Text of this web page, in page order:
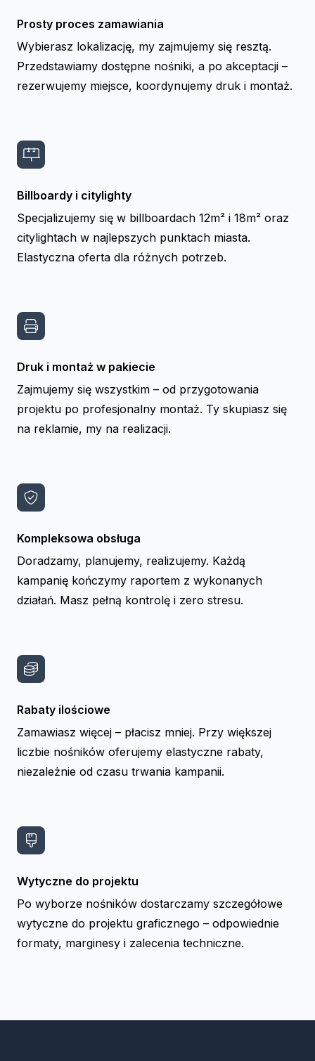
Prosty proces zamawiania
Wybierasz lokalizację, my zajmujemy się resztą.
Przedstawiamy dostępne nośniki, a po akceptacji –
rezerwujemy miejsce, koordynujemy druk i montaż.
Billboardy i citylighty
Specjalizujemy się w billboardach 12m² i 18m² oraz
citylightach w najlepszych punktach miasta.
Elastyczna oferta dla różnych potrzeb.
Druk i montaż w pakiecie
Zajmujemy się wszystkim – od przygotowania
projektu po profesjonalny montaż. Ty skupiasz się
na reklamie, my na realizacji.
Kompleksowa obsługa
Doradzamy, planujemy, realizujemy. Każdą
kampanię kończymy raportem z wykonanych
działań. Masz pełną kontrolę i zero stresu.
Rabaty ilościowe
Zamawiasz więcej – płacisz mniej. Przy większej
liczbie nośników oferujemy elastyczne rabaty,
niezależnie od czasu trwania kampanii.
Wytyczne do projektu
Po wyborze nośników dostarczamy szczegółowe
wytyczne do projektu graficznego – odpowiednie
formaty, marginesy i zalecenia techniczne.